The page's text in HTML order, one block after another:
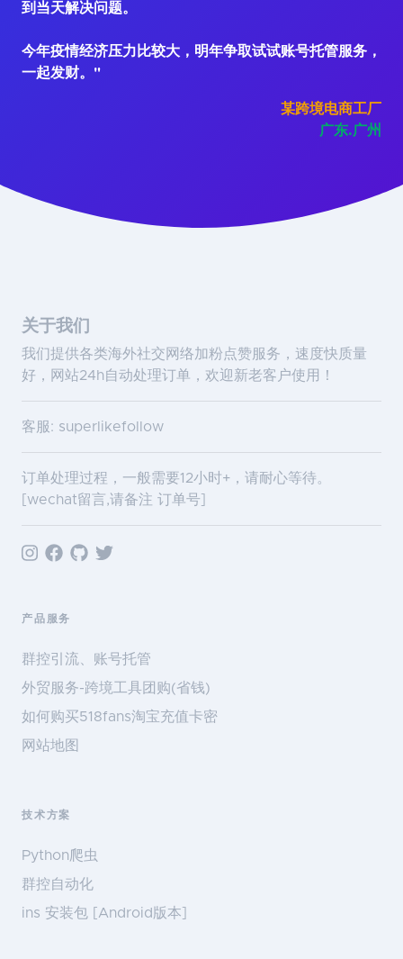
到当天解决问题。
今年疫情经济压力比较大，明年争取试试账号托管服务，
一起发财。"
某跨境电商工厂
广东.广州
关于我们
我们提供各类海外社交网络加粉点赞服务，速度快质量
好，网站24h自动处理订单，欢迎新老客户使用！
客服: superlikefollow
订单处理过程，一般需要12小时+，请耐心等待。
[wechat留言,请备注 订单号]
产品服务
群控引流、账号托管
外贸服务-跨境工具团购(省钱)
如何购买518fans淘宝充值卡密
网站地图
技术方案
Python爬虫
群控自动化
ins 安装包 [Android版本]